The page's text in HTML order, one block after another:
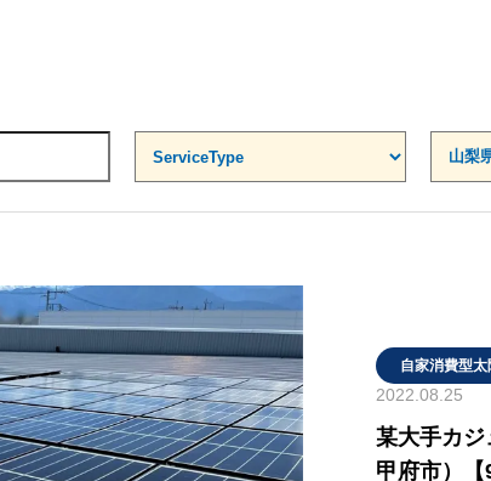
自家消費型
2022.08.25
某大手カ
甲府市）【